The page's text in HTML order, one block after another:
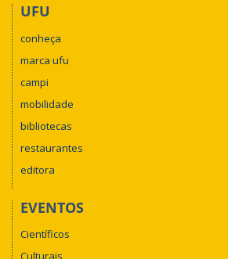
UFU
conheça
marca ufu
campi
mobilidade
bibliotecas
restaurantes
editora
EVENTOS
Científicos